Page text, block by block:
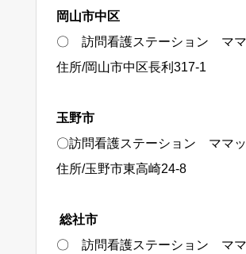
岡山市中区
〇 訪問看護ステーション ママ
住所/岡山市中区長利317-1
玉野市
〇訪問看護ステーション ママ
住所/玉野市東高崎24-8
総社市
〇 訪問看護ステーション マ